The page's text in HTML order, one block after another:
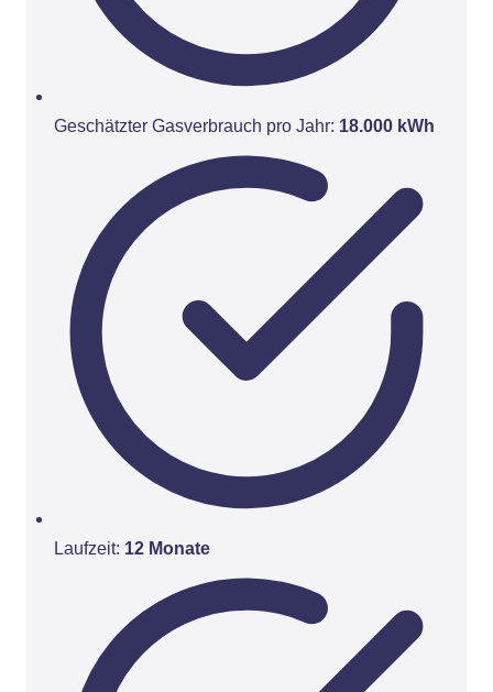
Geschätzter Gasverbrauch pro Jahr: 18.000 kWh
Laufzeit: 12 Monate